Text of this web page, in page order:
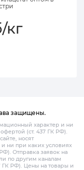
кг
защищены.
характер и ни
(ст. 437 ГК РФ).
носят
ни при каких условиях
Отправка заявок на
по другим каналам
ГК РФ). Цены на товары и